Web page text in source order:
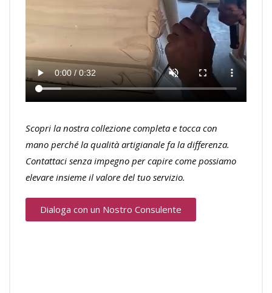
Scopri la nostra collezione completa e tocca con
mano perché la qualità artigianale fa la differenza.
Contattaci senza impegno per capire come possiamo
elevare insieme il valore del tuo servizio.
Dialoga con un Nostro Consulente